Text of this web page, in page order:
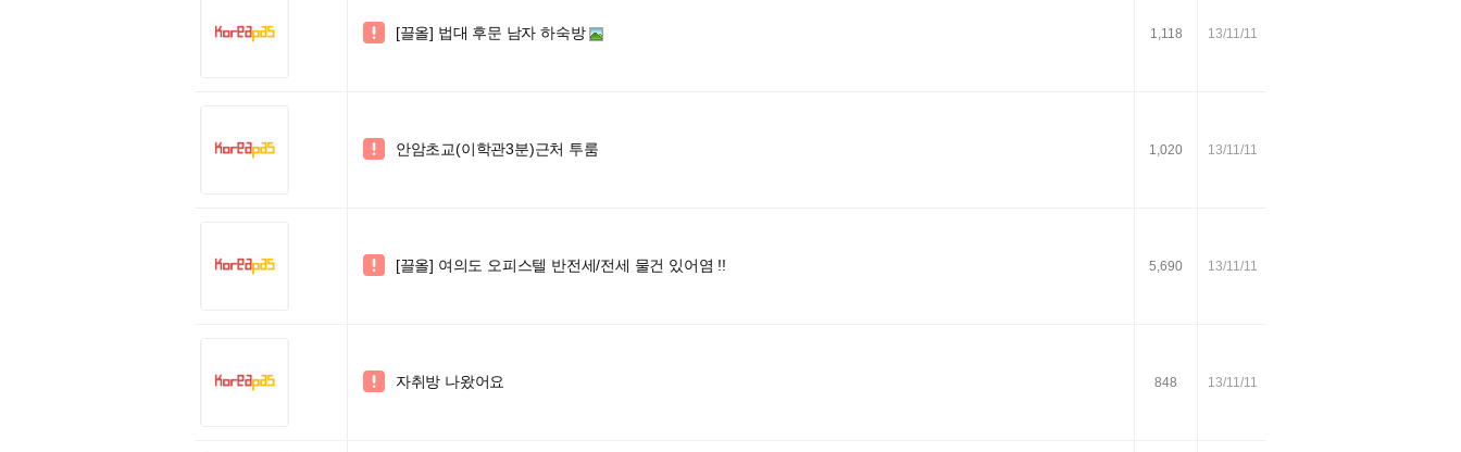
 [끌올] 법대 후문 남자 하숙방 1,118 13/11/11
 안암초교(이학관3분)근처 투룸 1,020 13/11/11
 [끌올] 여의도 오피스텔 반전세/전세 물건 있어염 !! 5,690 13/11/11
 자취방 나왔어요 848 13/11/11